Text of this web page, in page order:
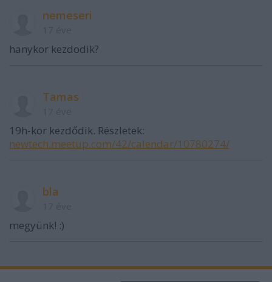
nemeseri
hanykor kezdodik?
Tamas
19h-kor kezdődik. Részletek:
newtech.meetup.com/42/calendar/10780274/
bla
megyünk! :)